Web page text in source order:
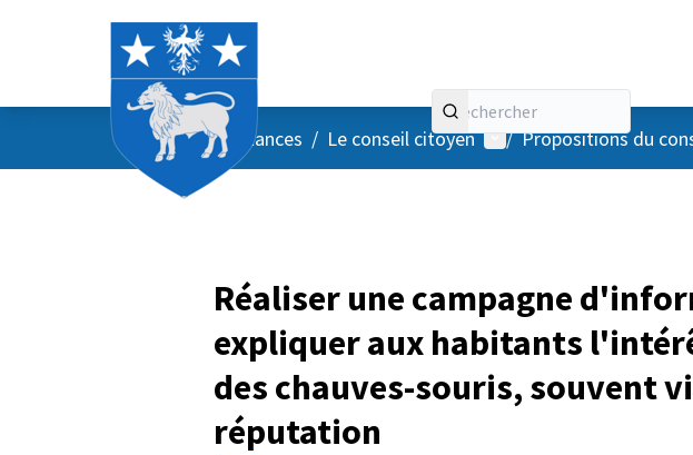
AccueilMenu principal
/ Vos instances / Le conseil citoyen Menu utilisateur
/ Propositions du
Réaliser une campagne
expliquer aux habitants
des chauves-souris, souvent
réputation